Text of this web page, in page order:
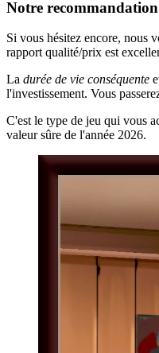
Notre recommandation
Si vous hésitez encore, nous
rapport qualité/prix est
La durée de vie conséquente
l'investissement. Vous
C'est le type de jeu qui vous
valeur sûre de l'année 2026.